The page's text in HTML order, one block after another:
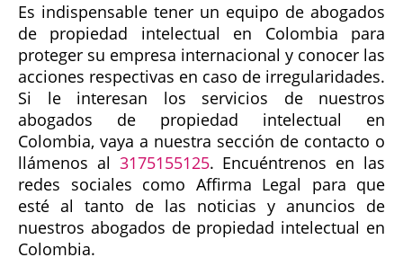
Es indispensable tener un equipo de abogados
de propiedad intelectual en Colombia para
proteger su empresa internacional y conocer las
acciones respectivas en caso de irregularidades.
Si le interesan los servicios de nuestros
abogados de propiedad intelectual en
Colombia, vaya a nuestra sección de contacto o
llámenos al 3175155125. Encuéntrenos en las
redes sociales como Affirma Legal para que
esté al tanto de las noticias y anuncios de
nuestros abogados de propiedad intelectual en
Colombia.